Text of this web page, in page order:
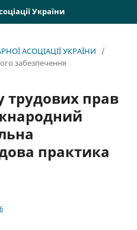
України
АСОЦІАЦІЇ УКРАЇНИ
/
забезпечення
трудових прав
практика